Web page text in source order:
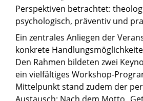
Perspektiven betrachtet:
psychologisch, präventiv und
Ein zentrales Anliegen der
konkrete
Den Rahmen bildeten zwei
ein vielfältiges Workshop-
Mittelpunkt stand zudem der